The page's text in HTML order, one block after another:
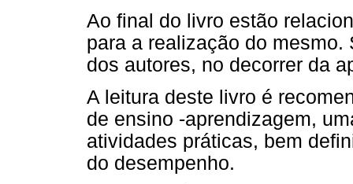
Ao final do livro estão
para a realização do
dos autores, no decorrer da
A leitura deste livro é
de ensino -aprendizagem,
atividades práticas, bem
do desempenho.